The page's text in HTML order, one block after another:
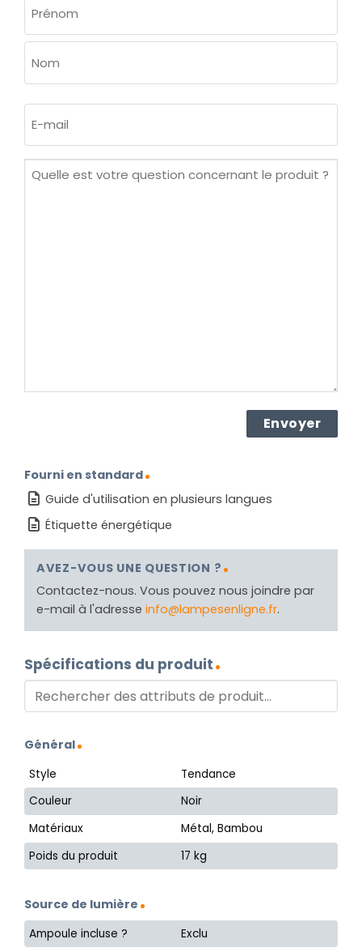
(NÉCESSAIRE)
Prénom
mail
Quelle
Fourni en standard
Guide d'utilisation en plusieurs langues
Étiquette énergétique
AVEZ-VOUS UNE QUESTION ?
Contactez-nous. Vous pouvez nous joindre par
e-mail à l'adresse info@lampesenligne.fr.
Spécifications du produit
Général
Style
Tendance
Couleur
Noir
Matériaux
Métal, Bambou
Poids du produit
17 kg
Source de lumière
Ampoule incluse ?
Exclu